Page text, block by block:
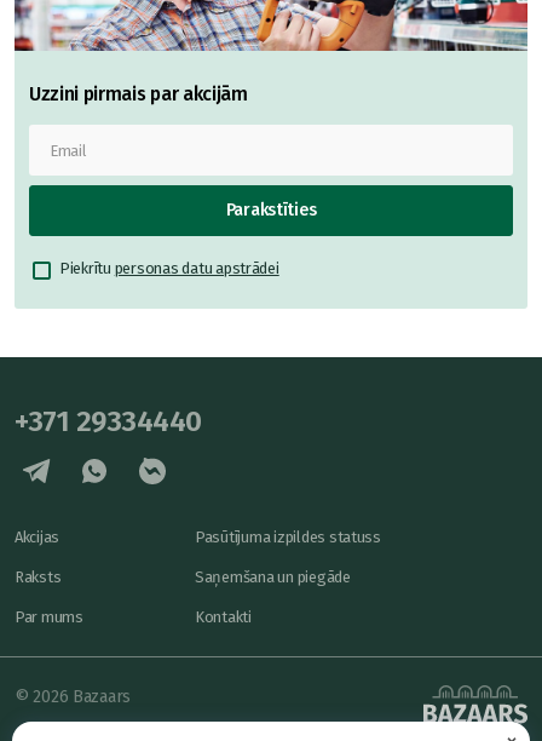
Uzzini pirmais par akcijām
Parakstīties
Piekrītu personas datu apstrādei
+371 29334440
Akcijas
Raksts
Par mums
Pasūtījuma izpildes statuss
Saņemšana un piegāde
Kontakti
© 2026 Bazaars